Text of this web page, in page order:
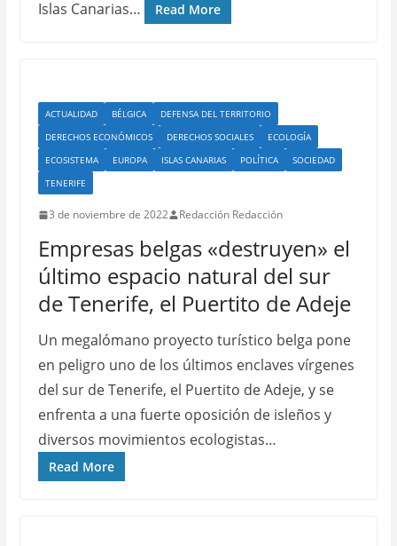
Islas Canarias… Read More
ACTUALIDAD BÉLGICA
DEFENSA DEL TERRITORIO
DERECHOS ECONÓMICOS
DERECHOS SOCIALES
ECOLOGÍA
ECOSISTEMA
EUROPA ISLAS CANARIAS POLÍTICA
SOCIEDAD
TENERIFE
3 de noviembre de 2022 Redacción Redacción
Empresas belgas «destruyen» el
último espacio natural del sur
de Tenerife, el Puertito de Adeje
Un megalómano proyecto turístico belga pone
en peligro uno de los últimos enclaves vírgenes
del sur de Tenerife, el Puertito de Adeje, y se
enfrenta a una fuerte oposición de isleños y
diversos movimientos ecologistas…
Read More